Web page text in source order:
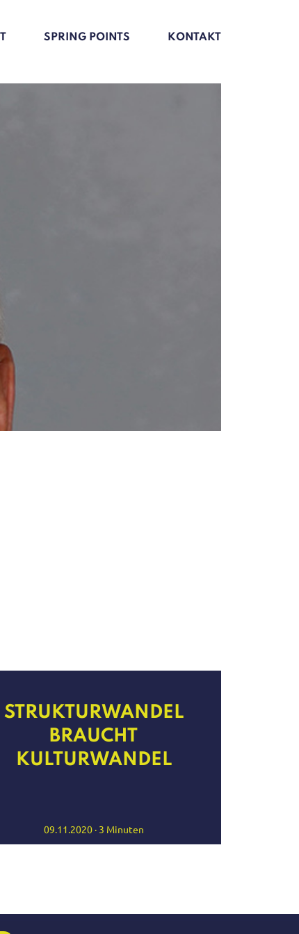
SPRING POINTS KONTAKT
STRUKTURWANDEL
BRAUCHT
KULTURWANDEL
09.11.2020 · 3 Minuten